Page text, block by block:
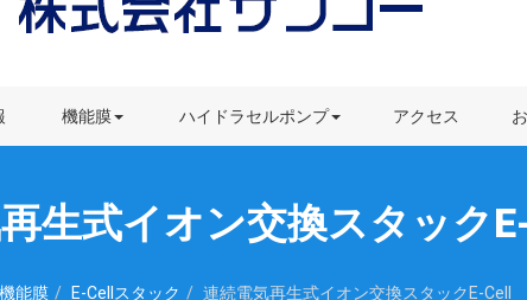
機能膜
よくある質問 ハイドラセルポンプ
ダウンロード アクセス
生式イオン交換スタック
機能膜 E-Cellスタック 連続電気再生式イオン交換スタックE-Cell